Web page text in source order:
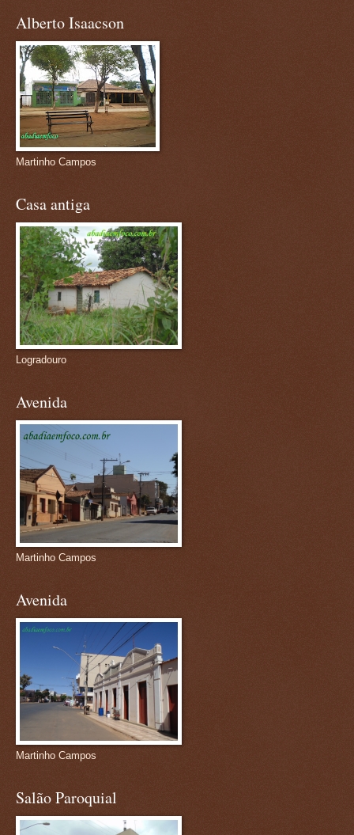
Alberto Isaacson
Martinho Campos
Casa antiga
Logradouro
Avenida
Martinho Campos
Avenida
Martinho Campos
Salão Paroquial